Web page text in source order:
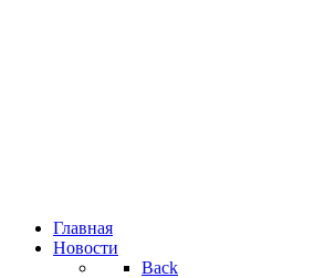
Главная
Новости
Back